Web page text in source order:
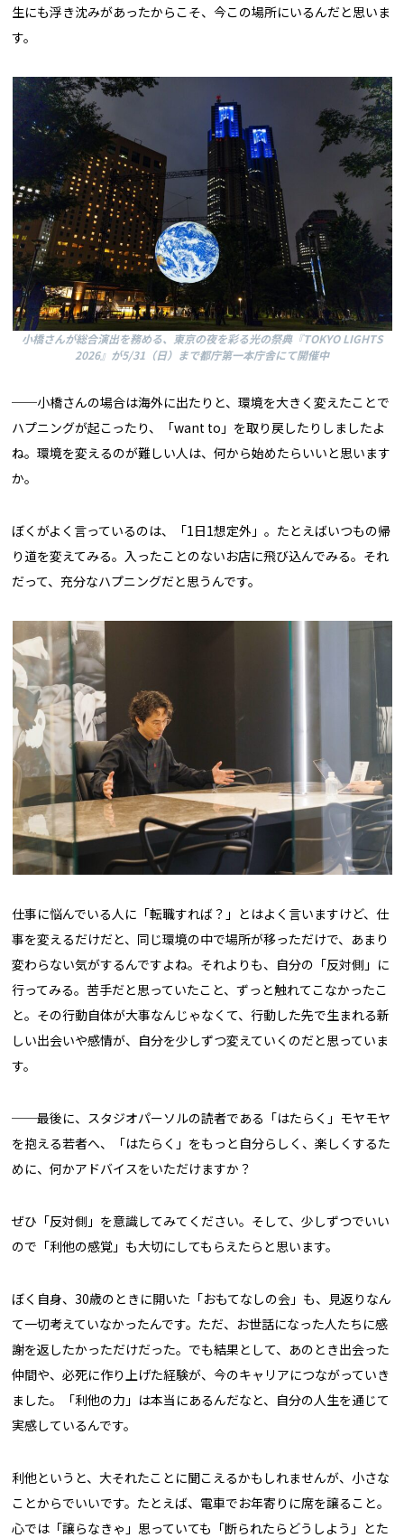
生にも浮き沈みがあったからこそ、今この場所にいるんだと思いま
す。
小橋さんが総合演出を務める、東京の夜を彩る光の祭典『TOKYO LIGHTS
2026』が5/31（日）まで都庁第一本庁舎にて開催中
──小橋さんの場合は海外に出たりと、環境を大きく変えたことで
ハプニングが起こったり、「want to」を取り戻したりしましたよ
ね。環境を変えるのが難しい人は、何から始めたらいいと思います
か。
ぼくがよく言っているのは、「1日1想定外」。たとえばいつもの帰
り道を変えてみる。入ったことのないお店に飛び込んでみる。それ
だって、充分なハプニングだと思うんです。
仕事に悩んでいる人に「転職すれば？」とはよく言いますけど、仕
事を変えるだけだと、同じ環境の中で場所が移っただけで、あまり
変わらない気がするんですよね。それよりも、自分の「反対側」に
行ってみる。苦手だと思っていたこと、ずっと触れてこなかったこ
と。その行動自体が大事なんじゃなくて、行動した先で生まれる新
しい出会いや感情が、自分を少しずつ変えていくのだと思っていま
す。
──最後に、スタジオパーソルの読者である「はたらく」モヤモヤ
を抱える若者へ、「はたらく」をもっと自分らしく、楽しくするた
めに、何かアドバイスをいただけますか？
ぜひ「反対側」を意識してみてください。そして、少しずつでいい
ので「利他の感覚」も大切にしてもらえたらと思います。
ぼく自身、30歳のときに開いた「おもてなしの会」も、見返りなん
て一切考えていなかったんです。ただ、お世話になった人たちに感
謝を返したかっただけだった。でも結果として、あのとき出会った
仲間や、必死に作り上げた経験が、今のキャリアにつながっていき
ました。「利他の力」は本当にあるんだなと、自分の人生を通じて
実感しているんです。
利他というと、大それたことに聞こえるかもしれませんが、小さな
ことからでいいです。たとえば、電車でお年寄りに席を譲ること。
心では「譲らなきゃ」思っていても「断られたらどうしよう」とた